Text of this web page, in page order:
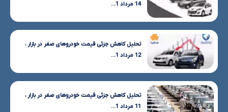
14 مرداد 1...
تحلیل کاهش جزئی قیمت خودروهای صفر در بازار ،
12 مرداد 1...
تحلیل کاهش جزئی قیمت خودروهای صفر در بازار ،
11 مرداد 1...